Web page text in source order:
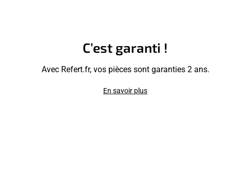
C’est garanti !
Avec Refert.fr, vos pièces sont garanties 2 ans.
En savoir plus